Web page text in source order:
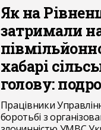
Як на
затримали
хабарі
голову:
Працівники
боротьбі з